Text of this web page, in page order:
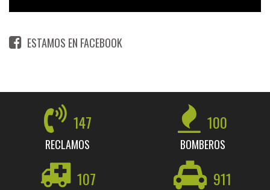
ESTAMOS EN FACEBOOK
147
RECLAMOS
100
BOMBEROS
107 911